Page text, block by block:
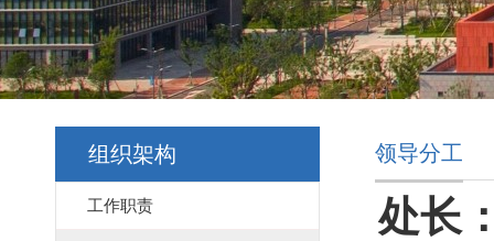
组织架构
工作职责
领导分工
处长